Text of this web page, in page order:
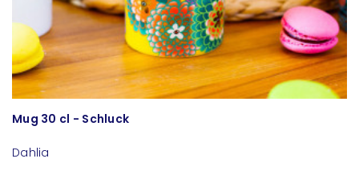
Mug 30 cl - Schluck
Dahlia